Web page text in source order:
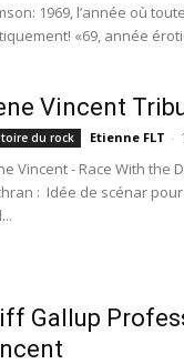
1969, l’année où
«69, année
Vincent
du rock Etienne FLT -
Vincent - Race With the
: Idée de scénar
Gallup